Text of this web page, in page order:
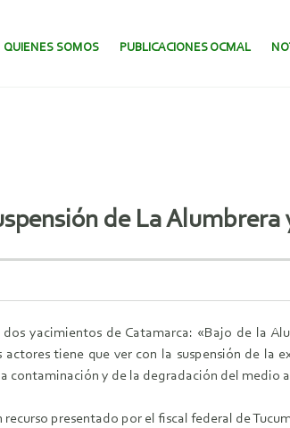
CONTENIDO.
QUIENES SOMOS PUBLICACIONES OCMAL
de La Alumbrera
yacimientos de Catamarca: «Bajo de la
tiene que ver con la suspensión de la
contaminación y de la degradación del medio
presentado por el fiscal federal de